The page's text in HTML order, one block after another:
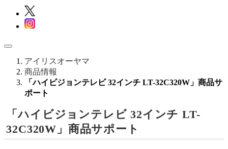
アイリスオーヤマ
商品情報
「ハイビジョンテレビ 32インチ LT-32C320W」商品サ
ポート
「ハイビジョンテレビ 32インチ LT-
32C320W」商品サポート